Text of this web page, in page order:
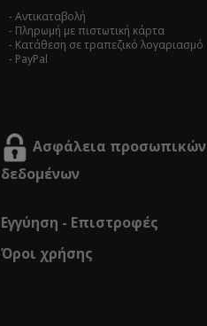
- Αντικαταβολή
- Πληρωμή με πιστωτική κάρτα
- Κατάθεση σε τραπεζικό λογαριασμό
- PayPal
Ασφάλεια προσωπικών
δεδομένων
Εγγύηση - Επιστροφές
Όροι χρήσης